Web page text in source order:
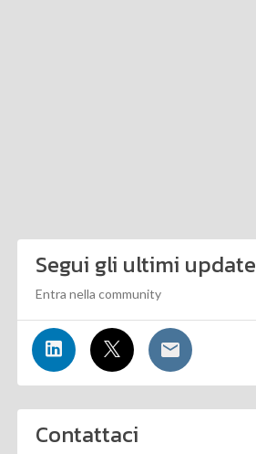
Segui gli ultimi update
Entra nella community
Contattaci